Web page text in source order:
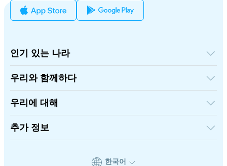
인기 있는 나라
영국
터키
프랑스
태국
일본
이탈리아
인도
우리와 함께하다
추천하고 벌다
제휴 프로그램
API 문서
우리에 대해
연락처
추가 정보
한국어